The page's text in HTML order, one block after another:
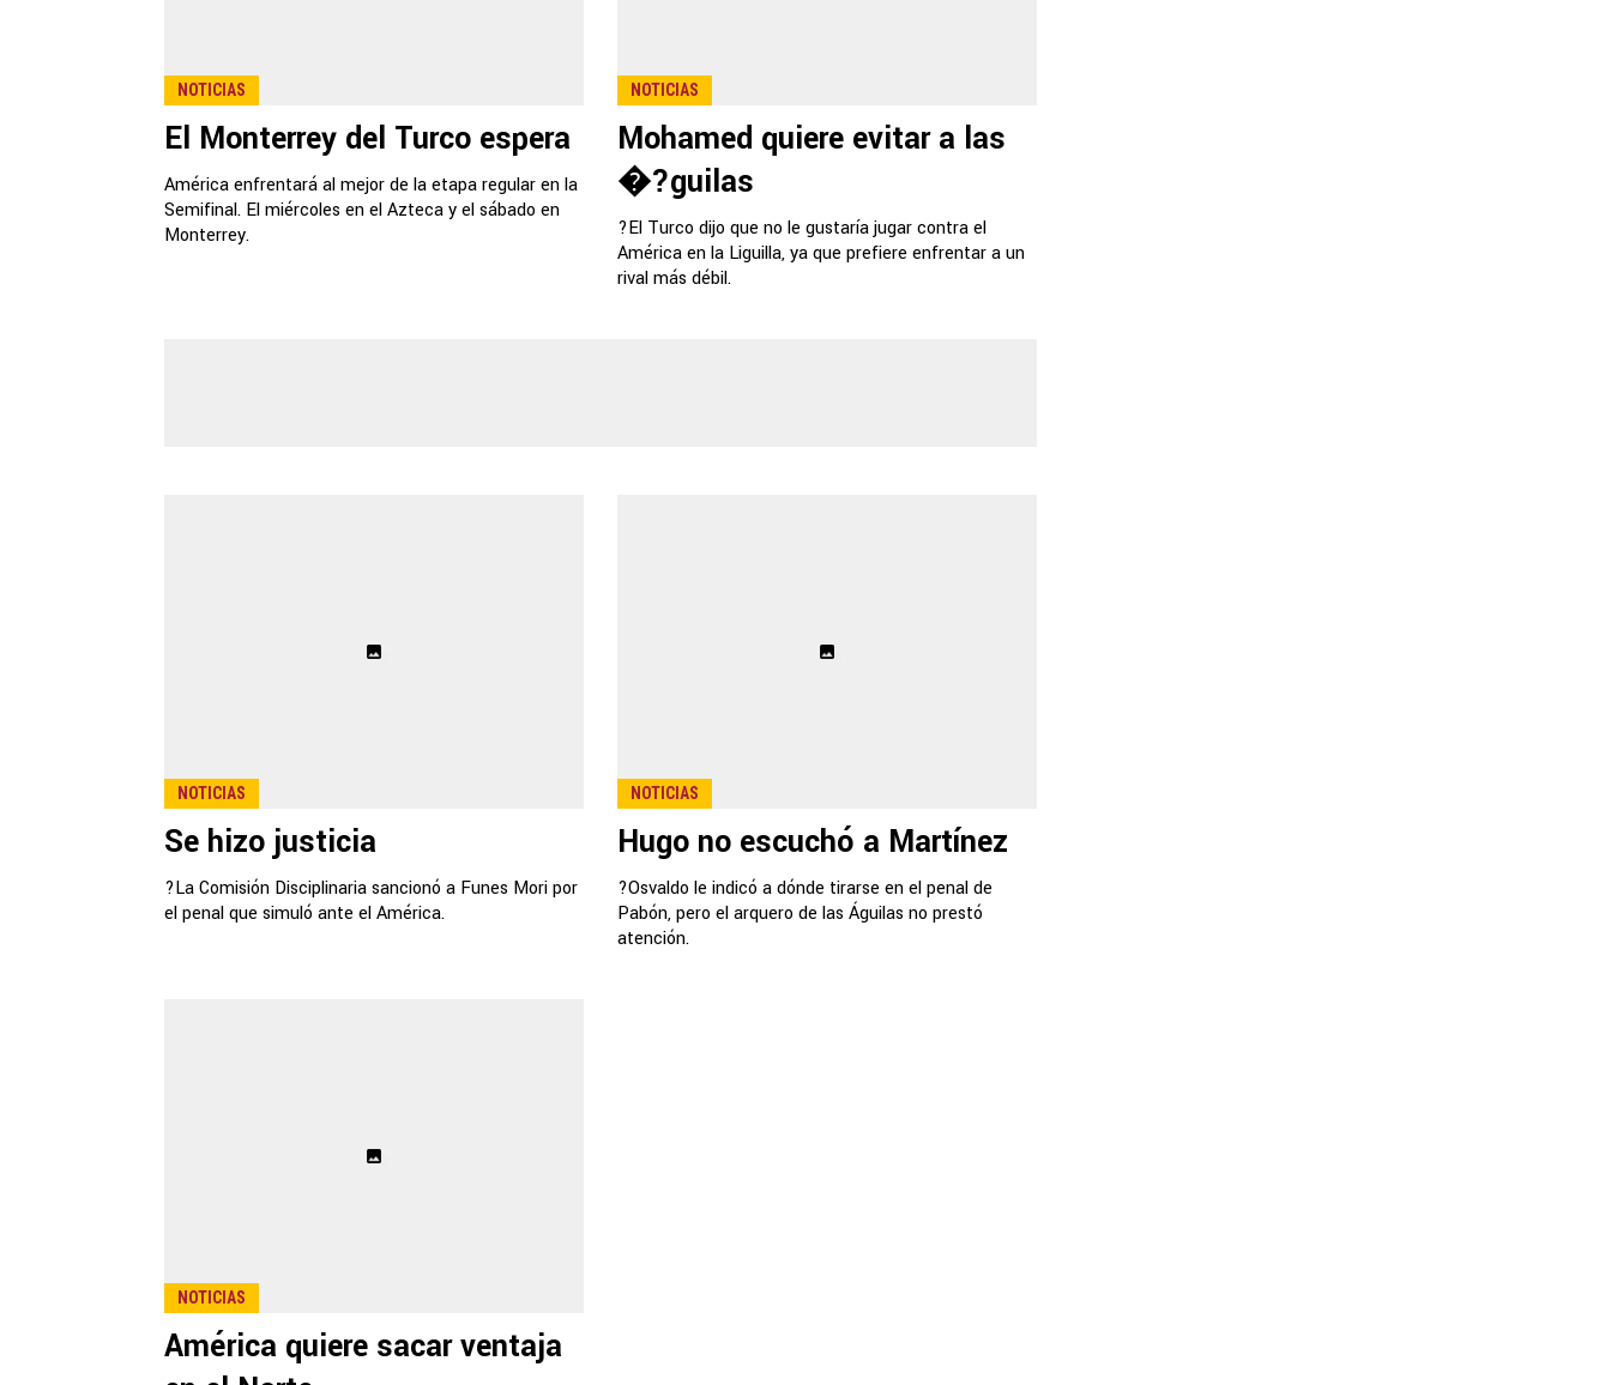
NOTICIAS
El Monterrey del Turco espera
América enfrentará al mejor de la etapa regular en la
Semifinal. El miércoles en el Azteca y el sábado en
Monterrey.
NOTICIAS
Mohamed quiere evitar a las
�?guilas
?El Turco dijo que no le gustaría jugar contra el
América en la Liguilla, ya que prefiere enfrentar a un
rival más débil.
NOTICIAS
Se hizo justicia
?La Comisión Disciplinaria sancionó a Funes Mori por
el penal que simuló ante el América.
NOTICIAS
Hugo no escuchó a Martínez
?Osvaldo le indicó a dónde tirarse en el penal de
Pabón, pero el arquero de las Águilas no prestó
atención.
NOTICIAS
América quiere sacar ventaja